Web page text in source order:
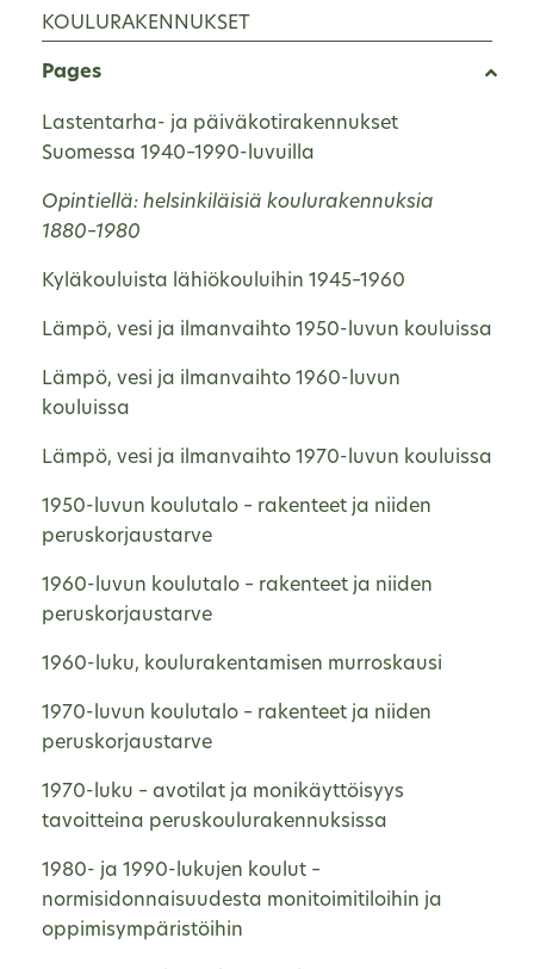
KOULURAKENNUKSET
Pages
Lastentarha- ja päiväkotirakennukset
Suomessa 1940–1990-luvuilla
Opintiellä: helsinkiläisiä koulurakennuksia
1880–1980
Kyläkouluista lähiökouluihin 1945–1960
Lämpö, vesi ja ilmanvaihto 1950-luvun kouluissa
Lämpö, vesi ja ilmanvaihto 1960-luvun
kouluissa
Lämpö, vesi ja ilmanvaihto 1970-luvun kouluissa
1950-luvun koulutalo – rakenteet ja niiden
peruskorjaustarve
1960-luvun koulutalo – rakenteet ja niiden
peruskorjaustarve
1960-luku, koulurakentamisen murroskausi
1970-luvun koulutalo – rakenteet ja niiden
peruskorjaustarve
1970-luku – avotilat ja monikäyttöisyys
tavoitteina peruskoulurakennuksissa
1980- ja 1990-lukujen koulut –
normisidonnaisuudesta monitoimitiloihin ja
oppimisympäristöihin